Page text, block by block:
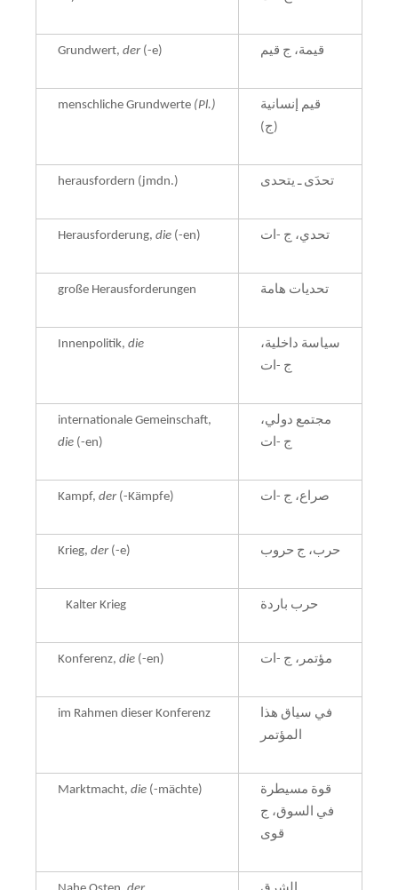
Grundwert, der(-e) قيمة، ج قيم
menschliche Grundwerte (Pl.)
قيم إنسانية
(ج)
herausfordern (jmdn.) تحدَى ـ يتحدى
Herausforderung, die (-en) تحدي، ج -ات
große Herausforderungen تحديات هامة
Innenpolitik, die
سياسة داخلية،
ج -ات
internationale Gemeinschaft,
die (-en)
مجتمع دولي،
ج -ات
Kampf, der(-Kämpfe) صراع، ج -ات
Krieg, der(-e) حرب، ج حروب
Kalter Krieg حرب باردة
Konferenz, die (-en) مؤتمر، ج -ات
im Rahmen dieser Konferenz
في سياق هذا
المؤتمر
Marktmacht, die (-mächte)
قوة مسيطرة
في السوق، ج
قوى